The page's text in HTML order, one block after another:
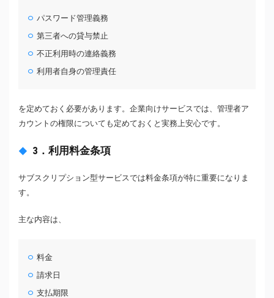
パスワード管理義務
第三者への貸与禁止
不正利用時の連絡義務
利用者自身の管理責任
を定めておく必要があります。企業向けサービスでは、管理者ア
カウントの権限についても定めておくと実務上安心です。
3．利用料金条項
サブスクリプション型サービスでは料金条項が特に重要になりま
す。
主な内容は、
料金
請求日
支払期限